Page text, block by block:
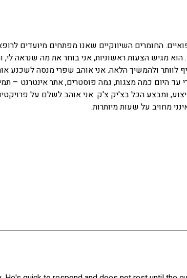
החומרים השיווקיים שאנו מפתחים מיועדים
הוא מגיש הצעות ראשוניות, אני בוחר את מה
לוותר ולהמשיך הלאה. אני אוהב שפרי מנסה לשכנע
עד היום כמה מצגות, גמה פוסטרים, אתר אינטרנט –
ומבצע הכל בצ'יק צ'ק. אני אוהב לשלם על
מחויב על שעות מיותרות.